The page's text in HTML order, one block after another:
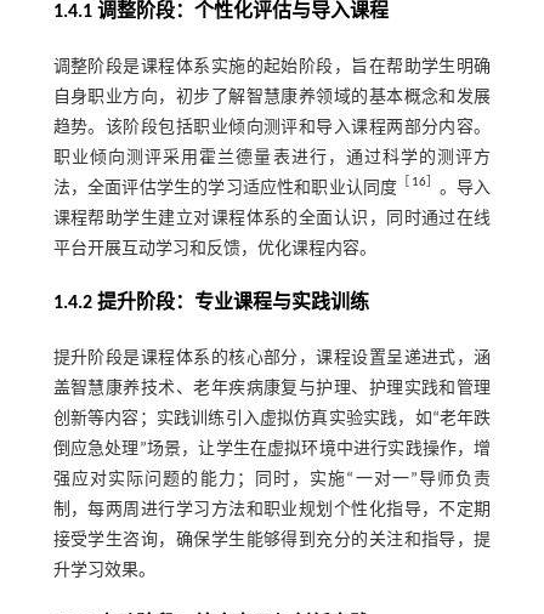
1.4.1 调整阶段：个性化评估与导入课程
调整阶段是课程体系实施的起始阶段，旨在帮助学生明确
自身职业方向，初步了解智慧康养领域的基本概念和发展
趋势。该阶段包括职业倾向测评和导入课程两部分内容。
职业倾向测评采用霍兰德量表进行，通过科学的测评方
法，全面评估学生的学习适应性和职业认同度 ［ 16］ 。导入
课程帮助学生建立对课程体系的全面认识，同时通过在线
平台开展互动学习和反馈，优化课程内容。
1.4.2 提升阶段：专业课程与实践训练
提升阶段是课程体系的核心部分，课程设置呈递进式，涵
盖智慧康养技术、老年疾病康复与护理、护理实践和管理
创新等内容；实践训练引入虚拟仿真实验实践，如“老年跌
倒应急处理”场景，让学生在虚拟环境中进行实践操作，增
强应对实际问题的能力；同时，实施“一对一”导师负责
制，每两周进行学习方法和职业规划个性化指导，不定期
接受学生咨询，确保学生能够得到充分的关注和指导，提
升学习效果。